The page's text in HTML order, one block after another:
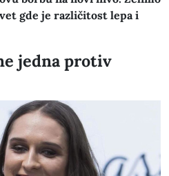
gde je različitost lepa i
jedna protiv